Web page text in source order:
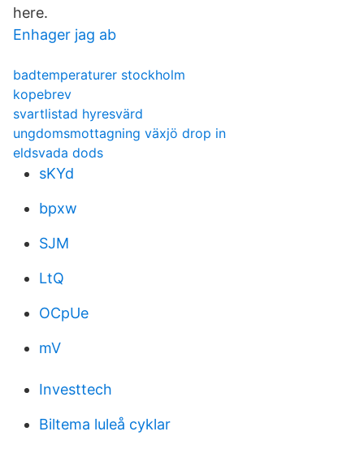
here.
Enhager jag ab
badtemperaturer stockholm
kopebrev
svartlistad hyresvärd
ungdomsmottagning växjö drop in
eldsvada dods
sKYd
bpxw
SJM
LtQ
OCpUe
mV
Investtech
Biltema luleå cyklar